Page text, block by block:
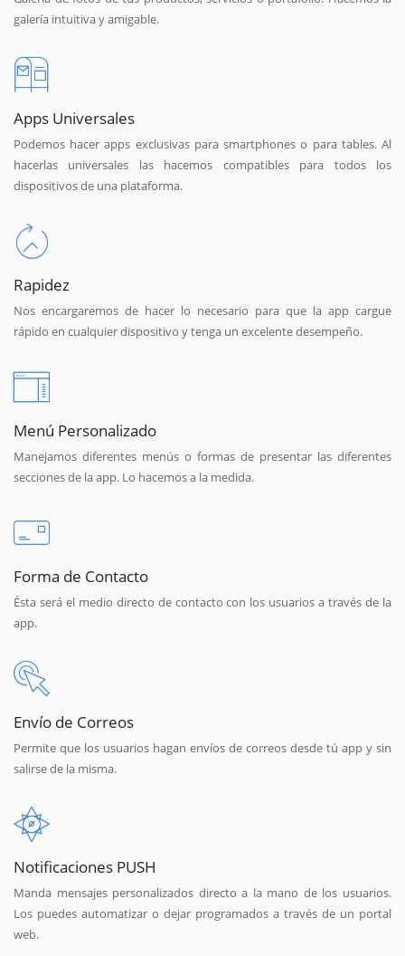
galería intuitiva y amigable.
Apps Universales
Podemos hacer apps exclusivas para smartphones o para tables. Al
hacerlas universales las hacemos compatibles para todos los
dispositivos de una plataforma.
Rapidez
Nos encargaremos de hacer lo necesario para que la app cargue
rápido en cualquier dispositivo y tenga un excelente desempeño.
Menú Personalizado
Manejamos diferentes menús o formas de presentar las diferentes
secciones de la app. Lo hacemos a la medida.
Forma de Contacto
Ésta será el medio directo de contacto con los usuarios a través de la
app.
Envío de Correos
Permite que los usuarios hagan envíos de correos desde tú app y sin
salirse de la misma.
Notificaciones PUSH
Manda mensajes personalizados directo a la mano de los usuarios.
Los puedes automatizar o dejar programados a través de un portal
web.